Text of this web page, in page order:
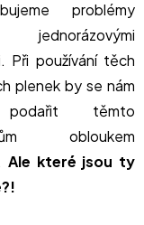
problémy
Při používání těch
plenek by se nám
těmto
obloukem
Ale které jsou ty